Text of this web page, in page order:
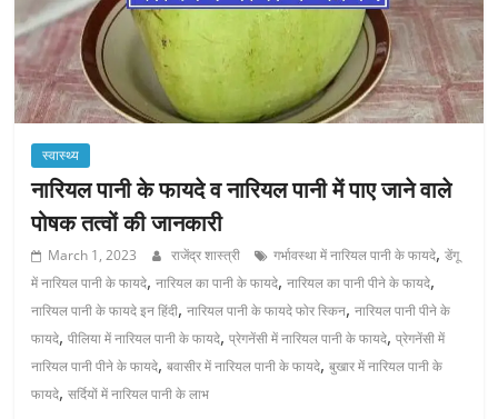
स्वास्थ्य
नारियल पानी के फायदे व नारियल पानी में पाए जाने वाले
पोषक तत्वों की जानकारी
March 1, 2023 राजेंद्र शास्त्री गर्भावस्था में नारियल पानी के फायदे,डेंगू
में नारियल पानी के फायदे,नारियल का पानी के फायदे,नारियल का पानी पीने के फायदे,
नारियल पानी के फायदे इन हिंदी,नारियल पानी के फायदे फोर स्किन,नारियल पानी पीने के
फायदे,पीलिया में नारियल पानी के फायदे,प्रेगनेंसी में नारियल पानी के फायदे,प्रेगनेंसी में
नारियल पानी पीने के फायदे,बवासीर में नारियल पानी के फायदे,बुखार में नारियल पानी के
फायदे,सर्दियों में नारियल पानी के लाभ